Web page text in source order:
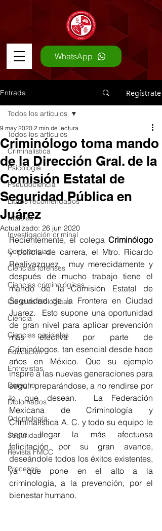
WhatsApp
Entrada Regístrate
Todos los artículos
Criminalística
Psicología
Pseudociencia
Libros recomendados
Noticias
Investigación criminal
Conferencias
Ciencias forenses
Ciencias criminológicas
Ciencias biológicas
Ciencia
Ciencias periciales
Educación
Entrevistas
Derecho
Diplomados
Odontología
Seguridad
Revista FMCC
Procesos
Todos los artículos
Criminólogo toma mando
de la Dirección Gral. de la
Comisión Estatal de
Seguridad Pública en
Juárez
9 may 2020 2 min de lectura
Actualizado: 26 jun 2020
Recientemente, el colega Criminólogo
y policía de carrera, el Mtro. Ricardo
Realivazquez,  muy merecidamente y
después de mucho trabajo tiene el
mando de la Comisión Estatal de
Seguridad de la Frontera en Ciudad
Juarez.  Esto supone una oportunidad
de gran nivel para aplicar prevención
más efectiva por parte de
Criminólogos, tan esencial desde hace
años en México. Que su ejemplo
inspire a las nuevas generaciones para
seguir preparándose, a no rendirse por
lo que desean.  La Federación
Mexicana de Criminología y
Criminalística A. C. y todo su equipo le
hace llegar la más afectuosa
felicitación por su gran avance,
deseándole todos los éxitos existentes,
ya que pone en el alto a la
criminología, a la prevención, por el
bienestar humano.